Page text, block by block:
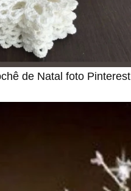
de Natal foto Pinterest